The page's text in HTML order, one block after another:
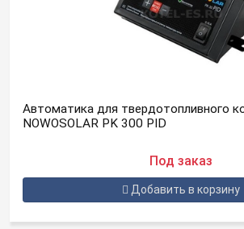
Автоматика для твердотопливного
NOWOSOLAR PK 300 PID
Под заказ
Добавить в корзину